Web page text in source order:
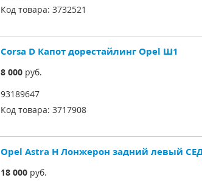
Код товара: 3732521
Corsa D Капот дорестайлинг Opel Ш1
8 000руб.
93189647
Код товара: 3717908
Opel Astra H Лонжерон задний левый
18 000руб.